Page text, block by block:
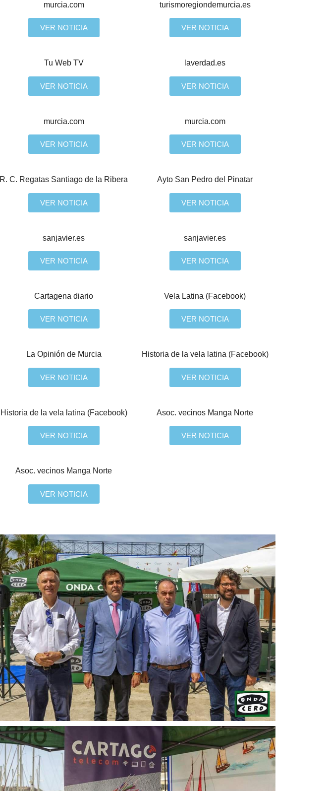
murcia.com
VER NOTICIA
turismoregiondemurcia.es
VER NOTICIA
Tu Web TV
VER NOTICIA
laverdad.es
VER NOTICIA
murcia.com
VER NOTICIA
murcia.com
VER NOTICIA
R. C. Regatas Santiago de la Ribera
VER NOTICIA
Ayto San Pedro del Pinatar
VER NOTICIA
sanjavier.es
VER NOTICIA
sanjavier.es
VER NOTICIA
Cartagena diario
VER NOTICIA
Vela Latina (Facebook)
VER NOTICIA
La Opinión de Murcia
VER NOTICIA
Historia de la vela latina (Facebook)
VER NOTICIA
Historia de la vela latina (Facebook)
VER NOTICIA
Asoc. vecinos Manga Norte
VER NOTICIA
Asoc. vecinos Manga Norte
VER NOTICIA